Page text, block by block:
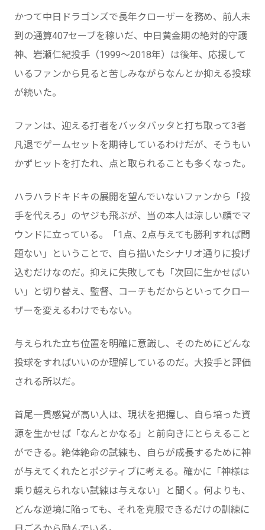
かつて中日ドラゴンズで長年クローザーを務め、前人未
到の通算407セーブを稼いだ、中日黄金期の絶対的守護
神、岩瀬仁紀投手（1999～2018年）は後年、応援して
いるファンから見ると苦しみながらなんとか抑える投球
が続いた。
ファンは、迎える打者をバッタバッタと打ち取って3者
凡退でゲームセットを期待しているわけだが、そうもい
かずヒットを打たれ、点と取られることも多くなった。
ハラハラドキドキの展開を望んでいないファンから「投
手を代えろ」のヤジも飛ぶが、当の本人は涼しい顔でマ
ウンドに立っている。「1点、2点与えても勝利すれば問
題ない」ということで、自ら描いたシナリオ通りに投げ
込むだけなのだ。抑えに失敗しても「次回に生かせばい
い」と切り替え、監督、コーチもだからといってクロー
ザーを変えるわけでもない。
与えられた立ち位置を明確に意識し、そのためにどんな
投球をすればいいのか理解しているのだ。大投手と評価
される所以だ。
首尾一貫感覚が高い人は、現状を把握し、自ら培った資
源を生かせば「なんとかなる」と前向きにとらえること
ができる。絶体絶命の試練も、自らが成長するために神
が与えてくれたとポジティブに考える。確かに「神様は
乗り越えられない試練は与えない」と聞く。何よりも、
どんな逆境に陥っても、それを克服できるだけの訓練に